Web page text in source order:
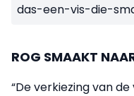
das-een-vis-die-
ROG SMAAKT
“De verkiezing van